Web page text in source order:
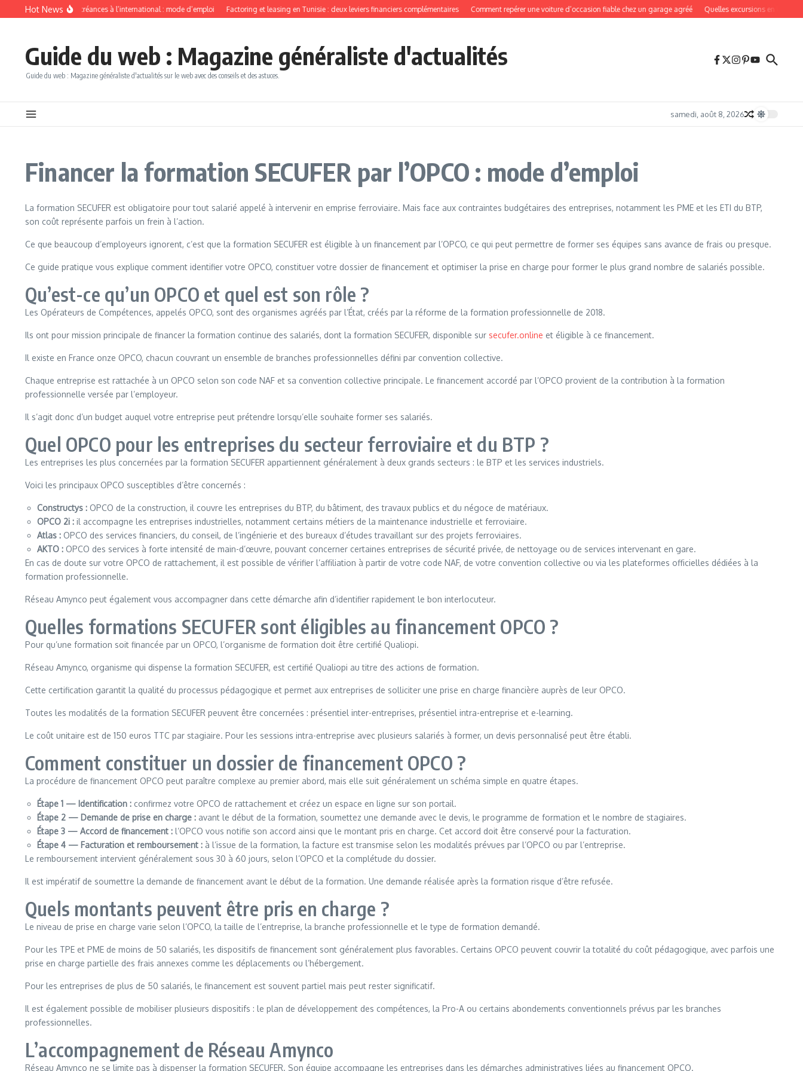
Aller au contenu
Hot News
Recouvrement de créances à l’international : mode d’emploi Factoring et leasing en Tunisie : deux leviers financiers complémentaires Comment repérer une voiture d’occasion fiable chez un garage agréé Quelles excursions en bateau
Guide du web : Magazine généraliste d'actualités
Guide du web : Magazine généraliste d'actualités sur le web avec des conseils et des astuces.
samedi, août 8, 2026
Financer la formation SECUFER par l’OPCO : mode d’emploi
La formation SECUFER est obligatoire pour tout salarié appelé à intervenir en emprise ferroviaire. Mais face aux contraintes budgétaires des entreprises, notamment les PME et les ETI du BTP,
son coût représente parfois un frein à l’action.
Ce que beaucoup d’employeurs ignorent, c’est que la formation SECUFER est éligible à un financement par l’OPCO, ce qui peut permettre de former ses équipes sans avance de frais ou presque.
Ce guide pratique vous explique comment identifier votre OPCO, constituer votre dossier de financement et optimiser la prise en charge pour former le plus grand nombre de salariés possible.
Qu’est-ce qu’un OPCO et quel est son rôle ?
Les Opérateurs de Compétences, appelés OPCO, sont des organismes agréés par l’État, créés par la réforme de la formation professionnelle de 2018.
Ils ont pour mission principale de financer la formation continue des salariés, dont la formation SECUFER, disponible sur secufer.online et éligible à ce financement.
Il existe en France onze OPCO, chacun couvrant un ensemble de branches professionnelles défini par convention collective.
Chaque entreprise est rattachée à un OPCO selon son code NAF et sa convention collective principale. Le financement accordé par l’OPCO provient de la contribution à la formation
professionnelle versée par l’employeur.
Il s’agit donc d’un budget auquel votre entreprise peut prétendre lorsqu’elle souhaite former ses salariés.
Quel OPCO pour les entreprises du secteur ferroviaire et du BTP ?
Les entreprises les plus concernées par la formation SECUFER appartiennent généralement à deux grands secteurs : le BTP et les services industriels.
Voici les principaux OPCO susceptibles d’être concernés :
Constructys : OPCO de la construction, il couvre les entreprises du BTP, du bâtiment, des travaux publics et du négoce de matériaux.
OPCO 2i : il accompagne les entreprises industrielles, notamment certains métiers de la maintenance industrielle et ferroviaire.
Atlas : OPCO des services financiers, du conseil, de l’ingénierie et des bureaux d’études travaillant sur des projets ferroviaires.
AKTO : OPCO des services à forte intensité de main-d’œuvre, pouvant concerner certaines entreprises de sécurité privée, de nettoyage ou de services intervenant en gare.
En cas de doute sur votre OPCO de rattachement, il est possible de vérifier l’affiliation à partir de votre code NAF, de votre convention collective ou via les plateformes officielles dédiées à la
formation professionnelle.
Réseau Amynco peut également vous accompagner dans cette démarche afin d’identifier rapidement le bon interlocuteur.
Quelles formations SECUFER sont éligibles au financement OPCO ?
Pour qu’une formation soit financée par un OPCO, l’organisme de formation doit être certifié Qualiopi.
Réseau Amynco, organisme qui dispense la formation SECUFER, est certifié Qualiopi au titre des actions de formation.
Cette certification garantit la qualité du processus pédagogique et permet aux entreprises de solliciter une prise en charge financière auprès de leur OPCO.
Toutes les modalités de la formation SECUFER peuvent être concernées : présentiel inter-entreprises, présentiel intra-entreprise et e-learning.
Le coût unitaire est de 150 euros TTC par stagiaire. Pour les sessions intra-entreprise avec plusieurs salariés à former, un devis personnalisé peut être établi.
Comment constituer un dossier de financement OPCO ?
La procédure de financement OPCO peut paraître complexe au premier abord, mais elle suit généralement un schéma simple en quatre étapes.
Étape 1 — Identification : confirmez votre OPCO de rattachement et créez un espace en ligne sur son portail.
Étape 2 — Demande de prise en charge : avant le début de la formation, soumettez une demande avec le devis, le programme de formation et le nombre de stagiaires.
Étape 3 — Accord de financement : l’OPCO vous notifie son accord ainsi que le montant pris en charge. Cet accord doit être conservé pour la facturation.
Étape 4 — Facturation et remboursement : à l’issue de la formation, la facture est transmise selon les modalités prévues par l’OPCO ou par l’entreprise.
Le remboursement intervient généralement sous 30 à 60 jours, selon l’OPCO et la complétude du dossier.
Il est impératif de soumettre la demande de financement avant le début de la formation. Une demande réalisée après la formation risque d’être refusée.
Quels montants peuvent être pris en charge ?
Le niveau de prise en charge varie selon l’OPCO, la taille de l’entreprise, la branche professionnelle et le type de formation demandé.
Pour les TPE et PME de moins de 50 salariés, les dispositifs de financement sont généralement plus favorables. Certains OPCO peuvent couvrir la totalité du coût pédagogique, avec parfois une
prise en charge partielle des frais annexes comme les déplacements ou l’hébergement.
Pour les entreprises de plus de 50 salariés, le financement est souvent partiel mais peut rester significatif.
Il est également possible de mobiliser plusieurs dispositifs : le plan de développement des compétences, la Pro-A ou certains abondements conventionnels prévus par les branches
professionnelles.
L’accompagnement de Réseau Amynco
Réseau Amynco ne se limite pas à dispenser la formation SECUFER. Son équipe accompagne les entreprises dans les démarches administratives liées au financement OPCO.